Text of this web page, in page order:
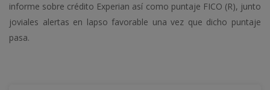
informe sobre crédito Experian así­ como puntaje FICO (R), junto
joviales alertas en lapso favorable una vez que dicho puntaje
pasa.